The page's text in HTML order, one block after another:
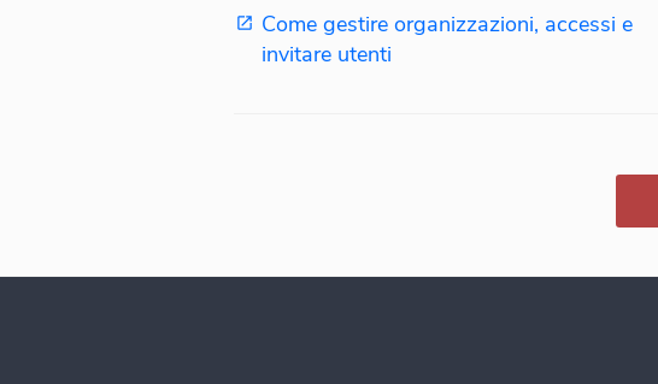
Come gestire organizzazioni, accessi e
invitare utenti